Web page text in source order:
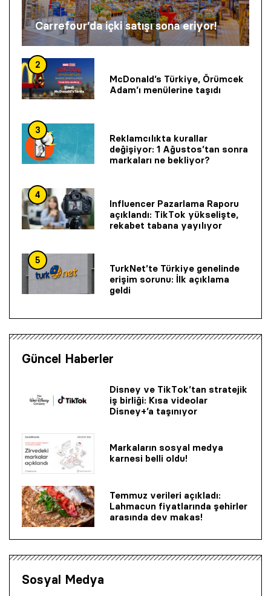
Carrefour’da içki satışı sona eriyor!
2
McDonald’s Türkiye, Örümcek
Adam’ı menülerine taşıdı
3
Reklamcılıkta kurallar
değişiyor: 1 Ağustos’tan sonra
markaları ne bekliyor?
4
Influencer Pazarlama Raporu
açıklandı: TikTok yükselişte,
rekabet tabana yayılıyor
5
TurkNet’te Türkiye genelinde
erişim sorunu: İlk açıklama
geldi
Güncel Haberler
Disney ve TikTok’tan stratejik
iş birliği: Kısa videolar
Disney+’a taşınıyor
Markaların sosyal medya
karnesi belli oldu!
Temmuz verileri açıkladı:
Lahmacun fiyatlarında şehirler
arasında dev makas!
Sosyal Medya